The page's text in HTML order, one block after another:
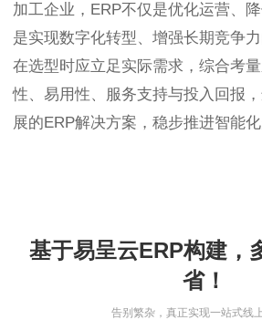
加工企业，ERP不仅是优化运营、
是实现数字化转型、增强长期竞争
在选型时应立足实际需求，综合考
性、易用性、服务支持与投入回报
展的ERP解决方案，稳步推进智能化
基于易呈云ERP构建，
省！
告别繁杂，真正实现一站式线上